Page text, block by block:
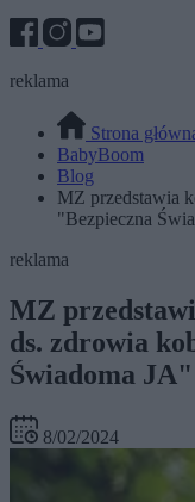
reklama
Strona
BabyBoom
Blog
MZ przedstawia
"Bezpieczna
reklama
MZ
ds. zdrowia
Świadoma JA"
8/02/2024